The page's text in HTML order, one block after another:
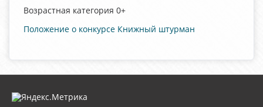
Возрастная категория 0+
Положение о конкурсе Книжный штурман